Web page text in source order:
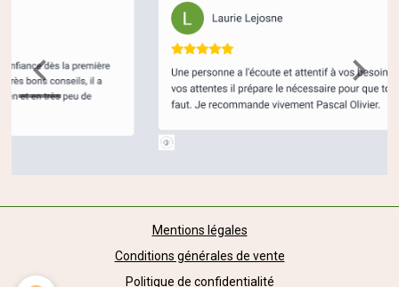
Mentions légales
Conditions générales de vente
Politique de confidentialité